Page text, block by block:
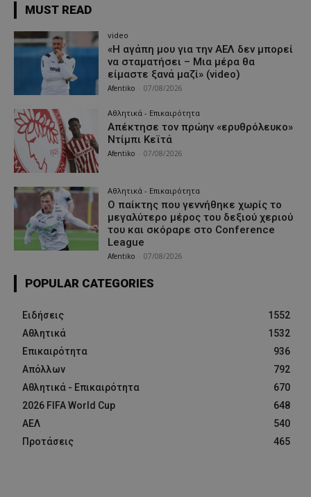
MUST READ
video
«Η αγάπη μου για την ΑΕΛ δεν μπορεί
να σταματήσει – Μια μέρα θα
είμαστε ξανά μαζί» (video)
Afentiko 07/08/2026
Αθλητικά - Επικαιρότητα
Απέκτησε τον πρώην «ερυθρόλευκο»
Ντίμπι Κεϊτά
Afentiko 07/08/2026
Αθλητικά - Επικαιρότητα
Ο παίκτης που γεννήθηκε χωρίς το
μεγαλύτερο μέρος του δεξιού χεριού
του και σκόραρε στο Conference
League
Afentiko 07/08/2026
POPULAR CATEGORIES
Ειδήσεις
1552
Αθλητικά
1532
Επικαιρότητα
936
Απόλλων
792
Αθλητικά - Επικαιρότητα
670
2026 FIFA World Cup
648
ΑΕΛ
540
Προτάσεις
465